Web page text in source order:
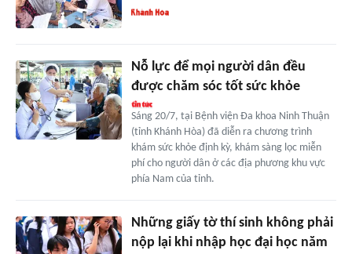
Nỗ lực để mọi người dân đều
được chăm sóc tốt sức khỏe
Sáng 20/7, tại Bệnh viện Đa khoa Ninh Thuận
(tỉnh Khánh Hòa) đã diễn ra chương trình
khám sức khỏe định kỳ, khám sàng lọc miễn
phí cho người dân ở các địa phương khu vực
phía Nam của tỉnh.
Những giấy tờ thí sinh không phải
nộp lại khi nhập học đại học năm